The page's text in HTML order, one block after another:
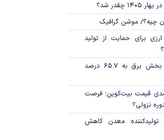
چقدر شد؟
چیه؟/ موشن گرافیک
برای حمایت از تولید
تورم فصلی بخش برق به ۶۵.۷ درصد
درصدی قیمت بیت‌کوین؛ فرصت
نزولی؟
معدن کاهش